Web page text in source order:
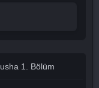
1. Bölüm